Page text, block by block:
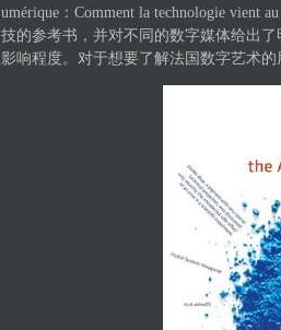
umérique：Comment la technologie vient
技的参考书，并对不同的数字媒体给出
影响程度。对于想要了解法国数字艺术的